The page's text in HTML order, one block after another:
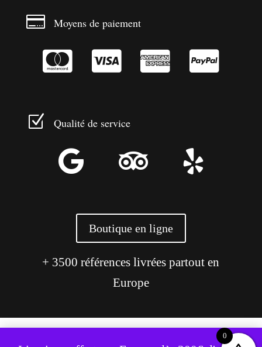
 Moyens de paiement
   
Z Qualité de service
  
Boutique en ligne
+ 3500 références livrées partout en
Europe
Ce site utilise des cookies pour améliorer votre expérience.
0